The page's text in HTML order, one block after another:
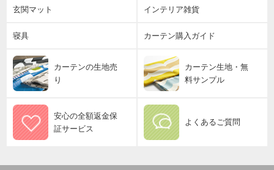
玄関マット インテリア雑貨
寝具 カーテン購入ガイド
カーテンの生地売
り
カーテン生地・無
料サンプル
安心の全額返金保
証サービス
よくあるご質問